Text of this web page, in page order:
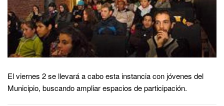
El viernes 2 se llevará a cabo esta instancia con jóvenes del
Municipio, buscando ampliar espacios de participación.